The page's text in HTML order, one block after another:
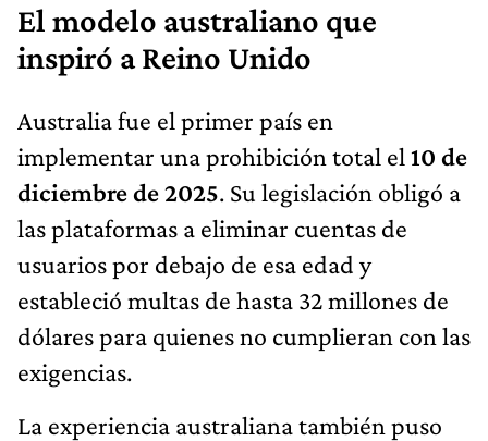
El modelo australiano que
inspiró a Reino Unido
Australia fue el primer país en
implementar una prohibición total el 10 de
diciembre de 2025. Su legislación obligó a
las plataformas a eliminar cuentas de
usuarios por debajo de esa edad y
estableció multas de hasta 32 millones de
dólares para quienes no cumplieran con las
exigencias.
La experiencia australiana también puso